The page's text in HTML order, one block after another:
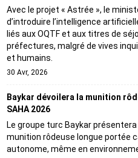
Avec le projet « Astrée », le
d’introduire l’intelligence
liés aux OQTF et aux titres de
préfectures, malgré de vives
et humains.
30 Avr, 2026
Baykar dévoilera la munition
SAHA 2026
Le groupe turc Baykar présentera
munition rôdeuse longue portée
autonome, même en